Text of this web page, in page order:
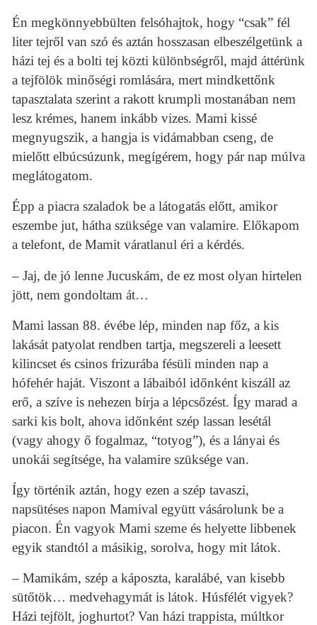
Én megkönnyebbülten felsóhajtok, hogy “csak” fél
liter tejről van szó és aztán hosszasan elbeszélgetünk a
házi tej és a bolti tej közti különbségről, majd áttérünk
a tejfölök minőségi romlására, mert mindkettőnk
tapasztalata szerint a rakott krumpli mostanában nem
lesz krémes, hanem inkább vizes. Mami kissé
megnyugszik, a hangja is vidámabban cseng, de
mielőtt elbúcsúzunk, megígérem, hogy pár nap múlva
meglátogatom.
Épp a piacra szaladok be a látogatás előtt, amikor
eszembe jut, hátha szüksége van valamire. Előkapom
a telefont, de Mamit váratlanul éri a kérdés.
– Jaj, de jó lenne Jucuskám, de ez most olyan hirtelen
jött, nem gondoltam át…
Mami lassan 88. évébe lép, minden nap főz, a kis
lakását patyolat rendben tartja, megszereli a leesett
kilincset és csinos frizurába fésüli minden nap a
hófehér haját. Viszont a lábaiból időnként kiszáll az
erő, a szíve is nehezen bírja a lépcsőzést. Így marad a
sarki kis bolt, ahova időnként szép lassan lesétál
(vagy ahogy ő fogalmaz, “totyog”), és a lányai és
unokái segítsége, ha valamire szüksége van.
Így történik aztán, hogy ezen a szép tavaszi,
napsütéses napon Mamival együtt vásárolunk be a
piacon. Én vagyok Mami szeme és helyette libbenek
egyik standtól a másikig, sorolva, hogy mit látok.
– Mamikám, szép a káposzta, karalábé, van kisebb
sütőtök… medvehagymát is látok. Húsfélét vigyek?
Házi tejfölt, joghurtot? Van házi trappista, múltkor